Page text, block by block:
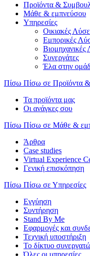
Προϊόντα &
Μάθε & εμπνεύσου
Υπηρεσίες
Οικιακές
Εμπορικές
Βιομηχανικές
Συνεργάτες
Έλα στην
Πίσω Πίσω σε Προϊόντα
Τα προϊόντα μας
Οι ανάγκες σου
Πίσω Πίσω σε Μάθε &
Άρθρα
Case studies
Virtual Experience
Γενική επισκόπηση
Πίσω Πίσω σε Υπηρεσίες
Εγγύηση
Συντήρηση
Stand By Me
Εφαρμογές και
Τεχνική υποστήριξη
Το δίκτυο
Όλες οι υπηρεσίες